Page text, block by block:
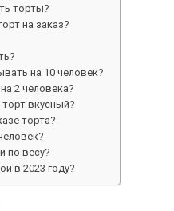
торты?
на заказ?
на 10 человек?
2 человека?
вкусный?
торта?
по весу?
в 2023 году?